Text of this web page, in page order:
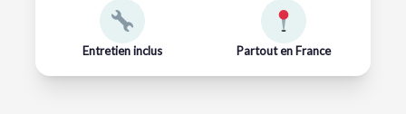
Entretien inclus Partout en France